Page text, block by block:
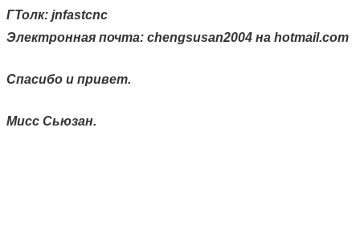
ГТолк: jnfastcnc
Электронная почта: chengsusan2004 на hotmail.com
Спасибо и привет.
Мисс Сьюзан.